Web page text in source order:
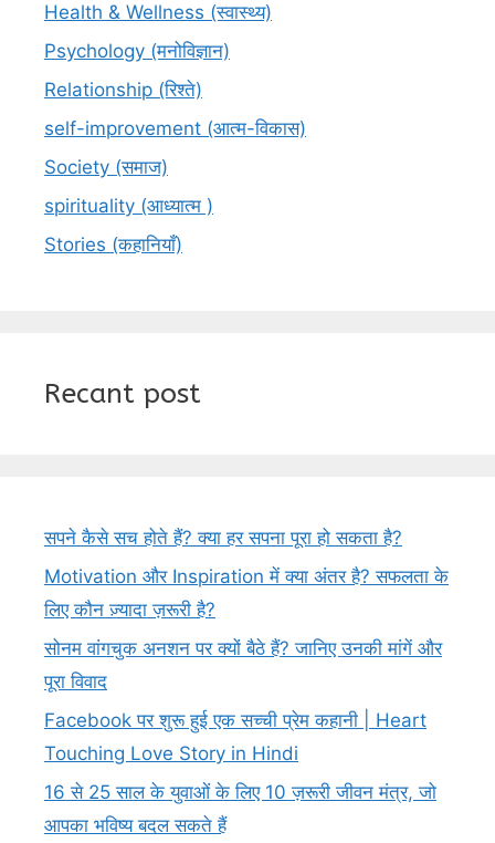
Health & Wellness (स्वास्थ्य)
Psychology (मनोविज्ञान)
Relationship (रिश्ते)
self-improvement (आत्म-विकास)
Society (समाज)
spirituality (आध्यात्म )
Stories (कहानियाँ)
Recant post
सपने कैसे सच होते हैं? क्या हर सपना पूरा हो सकता है?
Motivation और Inspiration में क्या अंतर है? सफलता के
लिए कौन ज़्यादा ज़रूरी है?
सोनम वांगचुक अनशन पर क्यों बैठे हैं? जानिए उनकी मांगें और
पूरा विवाद
Facebook पर शुरू हुई एक सच्ची प्रेम कहानी | Heart
Touching Love Story in Hindi
16 से 25 साल के युवाओं के लिए 10 ज़रूरी जीवन मंत्र, जो
आपका भविष्य बदल सकते हैं